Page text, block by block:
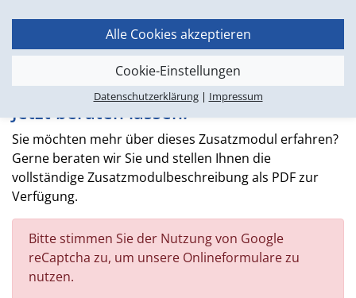
Alle Cookies akzeptieren
Cookie-Einstellungen
Datenschutzerklärung| Impressum
Filterfunktion für einfache Bearbeitung
und Versand der Bestellungen
Jetzt beraten lassen!
Sie möchten mehr über dieses Zusatzmodul erfahren?
Gerne beraten wir Sie und stellen Ihnen die
vollständige Zusatzmodulbeschreibung als PDF zur
Verfügung.
Bitte stimmen Sie der Nutzung von Google
reCaptcha zu, um unsere Onlineformulare zu
nutzen.